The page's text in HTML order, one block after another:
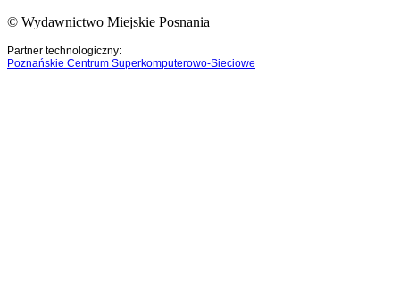
© Wydawnictwo Miejskie Posnania
Partner technologiczny:
Poznańskie Centrum Superkomputerowo-Sieciowe